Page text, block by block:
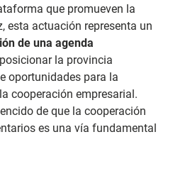
que promueven la
esta actuación representa un
de una agenda
la provincia
oportunidades para la
cooperación empresarial.
de que la cooperación
es una vía fundamental